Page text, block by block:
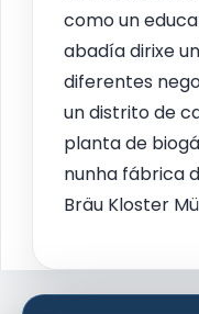
como un
abadía dirixe
diferentes
un distrito de
planta de
nunha fábrica
Bräu Kloster